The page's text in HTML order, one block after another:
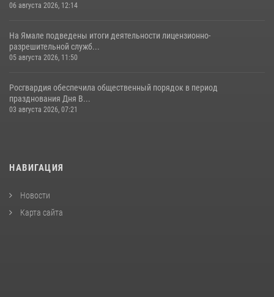
06 августа 2026, 12:14
На Ямале подведены итоги деятельности лицензионно-
разрешительной служб...
05 августа 2026, 11:50
Росгвардия обеспечила общественный порядок в период
празднования Дня В...
03 августа 2026, 07:21
НАВИГАЦИЯ
Новости
Карта сайта